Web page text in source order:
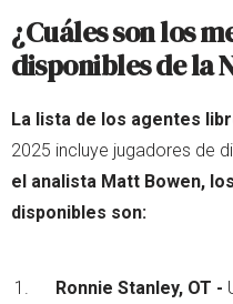
¿Cuáles son los
disponibles de la
La lista de los agentes
2025 incluye jugadores de
el analista Matt Bowen,
disponibles son:
Ronnie Stanley, OT -